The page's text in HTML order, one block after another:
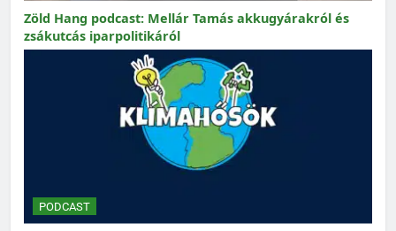
Zöld Hang podcast: Mellár Tamás akkugyárakról és
zsákutcás iparpolitikáról
PODCAST